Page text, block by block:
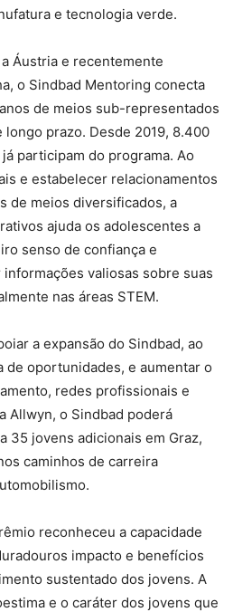
e tecnologia verde.
Áustria e recentemente
o Sindbad Mentoring conecta
de meios sub-representados
prazo. Desde 2019, 8.400
participam do programa. Ao
e estabelecer relacionamentos
de meios diversificados, a
ajuda os adolescentes a
senso de confiança e
valiosas sobre suas
nas áreas STEM.
a expansão do Sindbad, ao
de oportunidades, e aumentar o
redes profissionais e
Allwyn, o Sindbad poderá
35 jovens adicionais em Graz,
caminhos de carreira
reconheceu a capacidade
impacto e benefícios
sustentado dos jovens. A
e o caráter dos jovens que